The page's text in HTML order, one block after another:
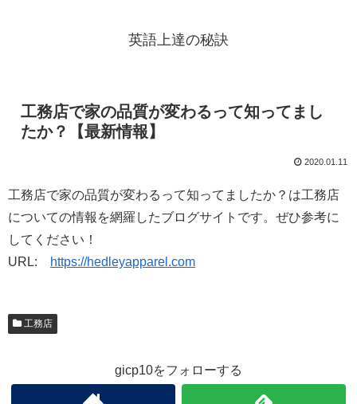
英語上達の秘訣
工務店で家の品質が変わるって知ってまし
たか？【最新情報】
2020.01.11
工務店で家の品質が変わるって知ってましたか？は工務店
についての情報を網羅したブログサイトです。ぜひ参考に
してください！
URL:
https://hedleyapparel.com
工務店
gicp10をフォローする